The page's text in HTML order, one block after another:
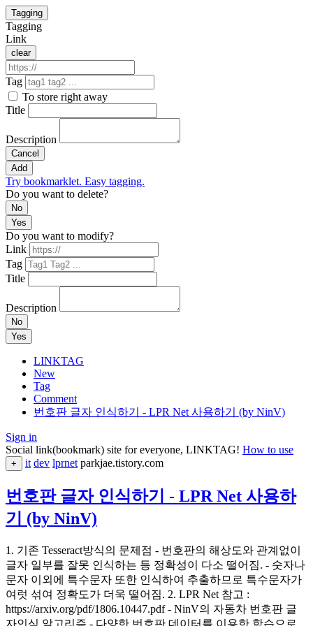
Tagging
Tagging
Link
clear
Tag
To store right away
Title
Description
Cancel
Add
Try bookmarklet. Easy tagging.
Do you want to delete?
No
Yes
Do you want to modify?
Link
Tag
Title
Description
No
Yes
LINKTAG
New
Tag
Comment
번호판 글자 인식하기 - LPR Net 사용하기 (by NinV)
Sign in
Social link(bookmark) site for everyone, LINKTAG! How to use
+ it dev lprnet parkjae.tistory.com
번호판 글자 인식하기 - LPR Net 사용하
기 (by NinV)
1. 기존 Tesseract방식의 문제점 - 번호판의 해상도와 관계없이
글자 일부를 잘못 인식하는 등 정확성이 다소 떨어짐. - 숫자나
문자 이외에 특수문자 또한 인식하여 추출하므로 특수문자가
여럿 섞여 정확도가 더욱 떨어짐. 2. LPR Net 참고 :
https://arxiv.org/pdf/1806.10447.pdf - NinV의 자동차 번호판 글
자인식 알고리즘 - 다양한 번호판 데이터를 이용한 학습으로